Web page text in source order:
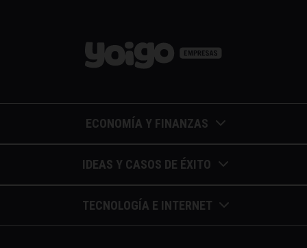
ECONOMÍA Y FINANZAS
Barómetros de sueldos
Economía colaborativa
IDEAS Y CASOS DE ÉXITO
Calendario de eventos
Casos de éxito
TECNOLOGÍA E INTERNET